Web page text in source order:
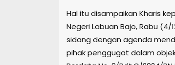
Hal itu disampaikan Kharis
Negeri Labuan Bajo, Rabu
sidang dengan agenda
pihak penggugat dalam